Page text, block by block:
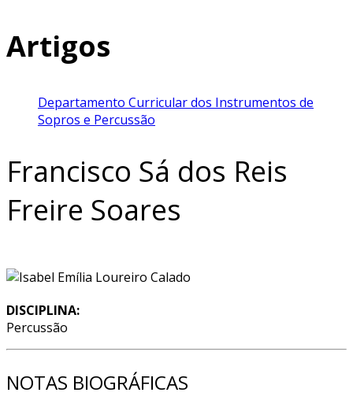
Artigos
Departamento Curricular dos Instrumentos de
Sopros e Percussão
Francisco Sá dos Reis
Freire Soares
DISCIPLINA:
Percussão
NOTAS BIOGRÁFICAS